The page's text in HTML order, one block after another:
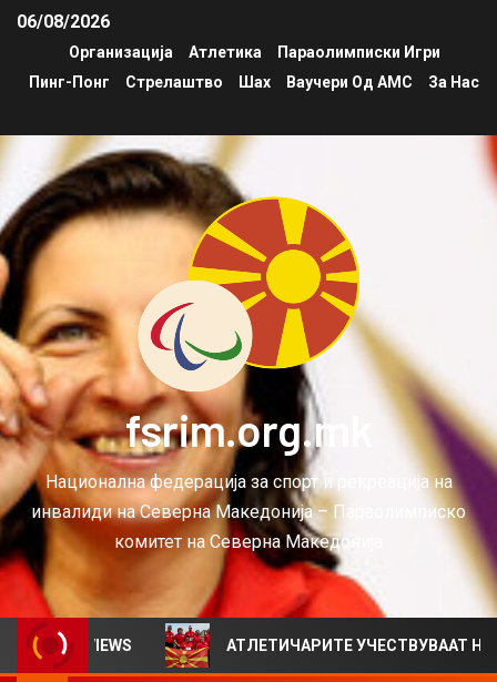
06/08/2026
Организација Атлетика
Параолимписки Игри
Пинг-Понг
Стрелаштво Шах Ваучери Од АМС За Нас
fsrim.org.mk
Национална федерација за спорт и рекреација на
инвалиди на Северна Македонија – Параолимписко
комитет на Северна Македонија
за VIEWS АТЛЕТИЧАРИТЕ УЧЕСТВУВААТ НА